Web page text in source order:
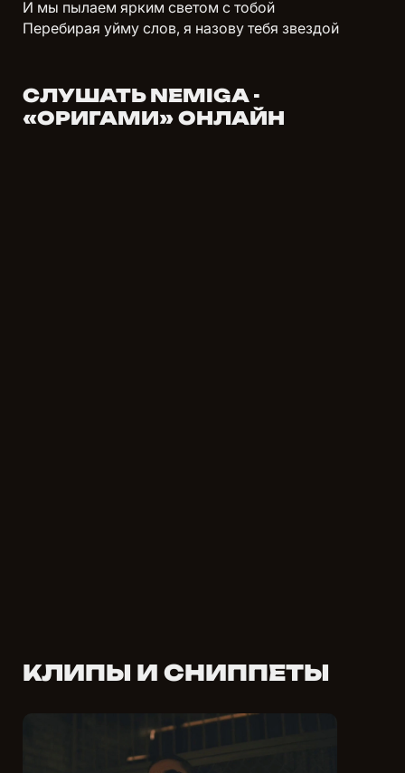
И мы пылаем ярким светом с тобой
Перебирая уйму слов, я назову тебя звездой
СЛУШАТЬ NEMIGA -
«ОРИГАМИ» ОНЛАЙН
КЛИПЫ И СНИППЕТЫ